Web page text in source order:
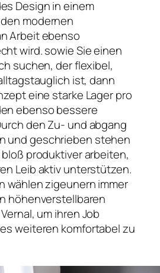
Design in einem
modernen
Arbeit ebenso
wird. sowie Sie einen
suchen, der flexibel,
ist, dann
eine starke Lager pro
ebenso bessere
den Zu- und abgang
und geschrieben stehen
produktiver arbeiten,
Leib aktiv unterstützen.
wählen zigeunern immer
höhenverstellbaren
um ihren Job
weiteren komfortabel zu